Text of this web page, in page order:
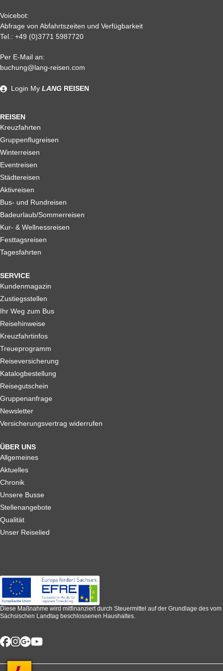
Alle weiteren Stronierungsbedingungen entnehmen Sie bitte
unseren AGB. Wir empfehlen Ihnen den Abschluss einer
Reiserücktrittskostenversicherung
Voicebot:
Abfrage von Abfahrtszeiten und Verfügbarkeit
Tel.: +49 (0)3771 5987720
Per E-Mail an:
buchung@lang-reisen.com
REISEN
Kreuzfahrten
Gruppenflugreisen
Winterreisen
Eventreisen
Städtereisen
Aktivreisen
Bus- und Rundreisen
Badeurlaub/Sommerreisen
Kur- & Wellnessreisen
Festtagsreisen
Tagesfahrten
SERVICE
Kundenmagazin
Zustiegsstellen
Ihr Weg zum Bus
Reisehinweise
Kreuzfahrtinfos
Treueprogramm
Reiseversicherung
Katalogbestellung
Reisegutschein
Gruppenanfrage
Newsletter
Versicherungsvertrag widerrufen
ÜBER UNS
Allgemeines
Aktuelles
Chronik
Unsere Busse
Stellenangebote
Qualität
Unser Reiselied
Login My LANG REISEN
Diese Maßnahme wird mitfinanziert durch Steuermittel auf der Grundlage des vom
Sächsischen Landtag beschlossenen Haushaltes.